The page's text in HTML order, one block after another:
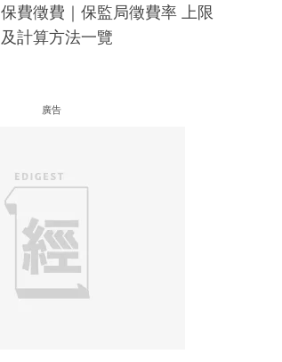
保費徵費｜保監局徵費率 上限
及計算方法一覽
廣告